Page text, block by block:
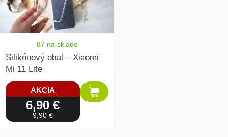
87 na sklade
Silikónový obal – Xiaomi
Mi 11 Lite
AKCIA
6,90 €
9,90 €